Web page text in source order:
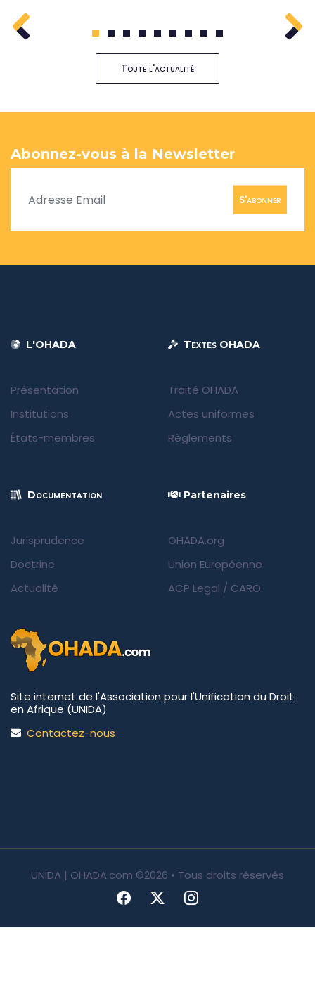
1 2 3 4 5 6 7 8 9
Toute l'actualité
Abonnez-vous à la Newsletter
S'abonner
L'OHADA
Présentation
Institutions
États-membres
Textes OHADA
Traité OHADA
Actes uniformes
Règlements
Documentation
Jurisprudence
Doctrine
Actualité
Partenaires
OHADA.org
Union Européenne
ACP Legal / CARO
Site internet de l'Association pour l'Unification du Droit
en Afrique (UNIDA)
Contactez-nous
UNIDA | OHADA.com ©2026 • Tous droits réservés